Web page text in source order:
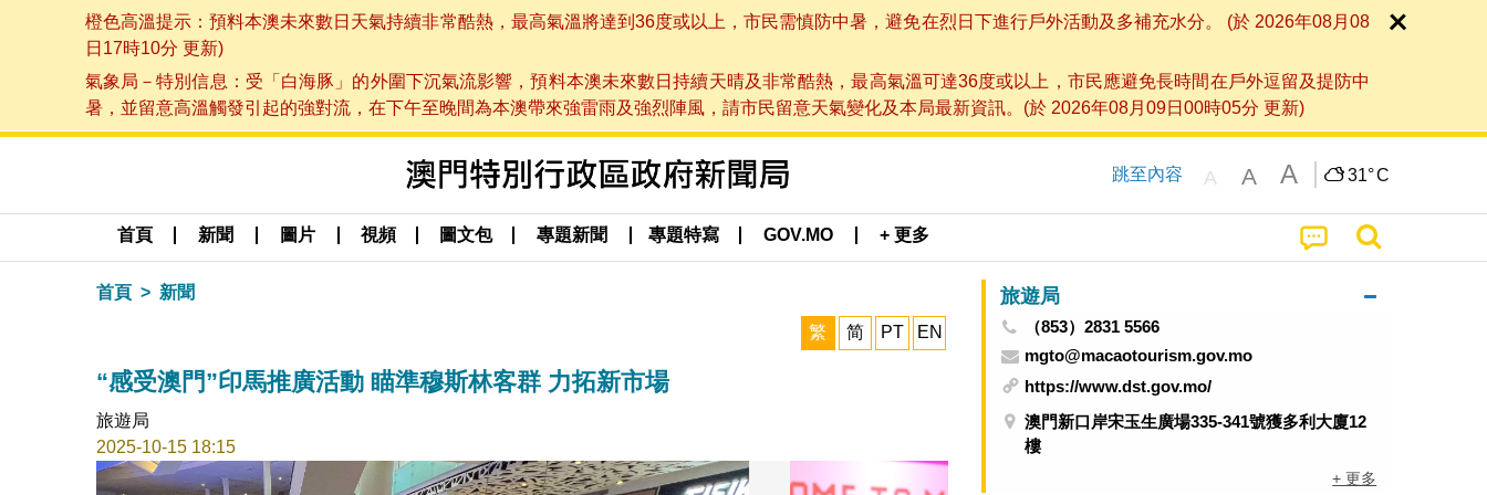
橙色高溫提示：預料本澳未來數日天氣持續非常酷熱，最高氣溫將達到36度或以上，市民需慎防中暑，避免在烈日下進行戶外活動及多補充水分。 (於 2026年08月08
日17時10分 更新)
氣象局－特別信息：受「白海豚」的外圍下沉氣流影響，預料本澳未來數日持續天晴及非常酷熱，最高氣溫可達36度或以上，市民應避免長時間在戶外逗留及提防中
暑，並留意高溫觸發引起的強對流，在下午至晚間為本澳帶來強雷雨及強烈陣風，請市民留意天氣變化及本局最新資訊。(於 2026年08月09日00時05分 更新)
跳至內容 A A A 31°C
首頁 新聞 圖片 視頻 圖文包 專題新聞 專題特寫 GOV.MO + 更多
首頁 新聞
繁 简 PT EN
“感受澳門”印馬推廣活動 瞄準穆斯林客群 力拓新市場
旅遊局
2025-10-15 18:15
旅遊局
（853）2831 5566
mgto@macaotourism.gov.mo
https://www.dst.gov.mo/
澳門新口岸宋玉生廣場335-341號獲多利大廈12
樓
+ 更多